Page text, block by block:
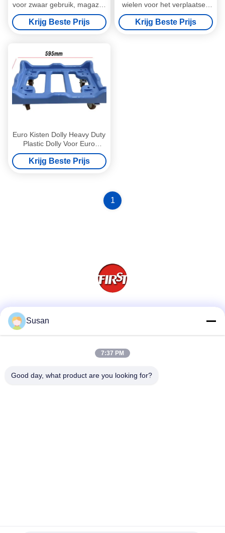
voor zwaar gebruik, magazijn
stapelbare kunststof
verhuisdolly
Krijg Beste Prijs
wielen voor het verplaatsen
van dozen, zware uitvoering,
magazijnlogistiek, dollykar
Krijg Beste Prijs
Euro Kisten Dolly Heavy Duty
Plastic Dolly Voor Euro
Containers
Krijg Beste Prijs
1
Susan
7:37 PM
Good day, what product are you looking for?